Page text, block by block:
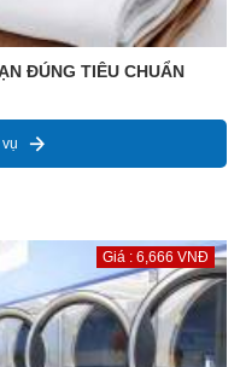
ĐÚNG TIÊU CHUẨN
Giá : 6,666 VNĐ